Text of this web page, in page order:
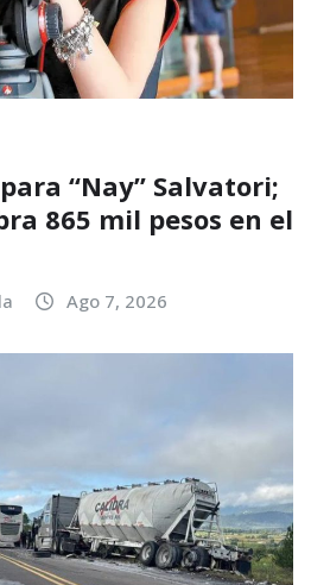
“Nay” Salvatori;
865 mil pesos en el
Ago 7, 2026